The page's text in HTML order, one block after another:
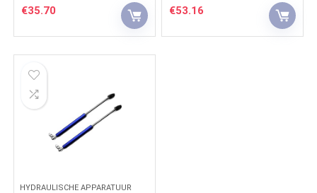
€35.70 €53.16
HYDRAULISCHE APPARATUUR